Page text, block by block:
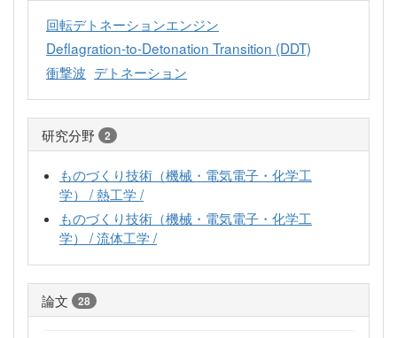
回転デトネーションエンジン
Deflagration-to-Detonation Transition (DDT)
衝撃波 デトネーション
研究分野 2
ものづくり技術（機械・電気電子・化学工
学） / 熱工学 /
ものづくり技術（機械・電気電子・化学工
学） / 流体工学 /
論文 28